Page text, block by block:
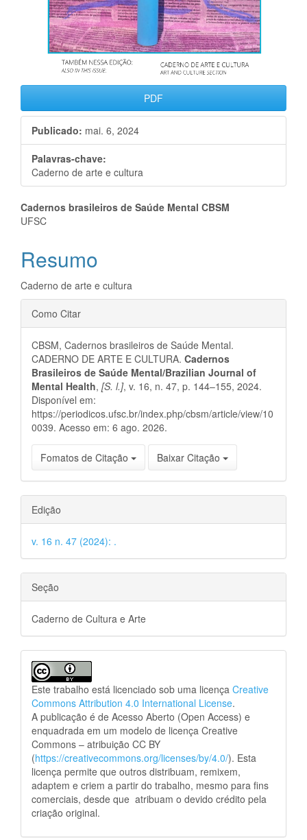
PDF
Publicado: mai. 6, 2024
Palavras-chave:
Caderno de arte e cultura
Conteúdo
artigo
principal
Cadernos brasileiros de Saúde Mental CBSM
UFSC
Resumo
Caderno de arte e cultura
Detalhes
do
artigo
Como Citar
CBSM, Cadernos brasileiros de Saúde Mental.
CADERNO DE ARTE E CULTURA. Cadernos
Brasileiros de Saúde Mental/Brazilian Journal of
Mental Health, [S. l.], v. 16, n. 47, p. 144–155, 2024.
Disponível em:
https://periodicos.ufsc.br/index.php/cbsm/article/view/10
0039. Acesso em: 6 ago. 2026.
Fomatos de Citação Baixar Citação
Edição
v. 16 n. 47 (2024): .
Seção
Caderno de Cultura e Arte
Este trabalho está licenciado sob uma licença Creative
Commons Attribution 4.0 International License.
A publicação é de Acesso Aberto (Open Access) e
enquadrada em um modelo de licença Creative
Commons – atribuição CC BY
(https://creativecommons.org/licenses/by/4.0/). Esta
licença permite que outros distribuam, remixem,
adaptem e criem a partir do trabalho, mesmo para fins
comerciais, desde que atribuam o devido crédito pela
criação original.